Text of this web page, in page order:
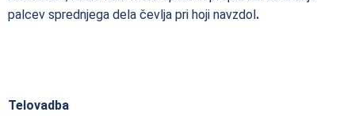
palcev sprednjega dela čevlja pri hoji navzdol.
Telovadba